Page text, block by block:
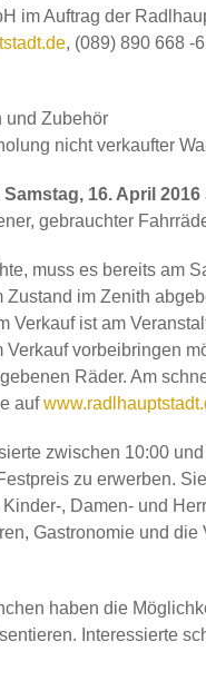
Auftrag der
, (089) 890 668 -
Zubehör
nicht verkaufter
16. April 2016
gebrauchter
muss es bereits am
im Zenith
Verkauf ist am
vorbeibringen
Räder. Am
auf
zwischen 10:00
zu erwerben.
, Damen- und
Gastronomie und
haben die
Interessierte